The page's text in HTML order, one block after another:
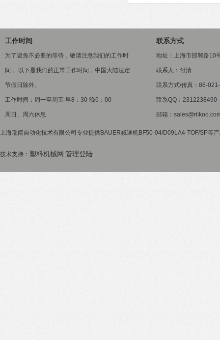
工作时间
为了避免不必要的等待，敬请注意我们的工作时
间 。以下是我们的正常工作时间，中国大陆法定
节假日除外。
工作时间：周一至周五 早8：30-晚6：00
周日、周六休息
联系方式
地址：上海市邯郸路10
联系人：付清
联系方式/传真：86-
联系QQ：2312238490
邮箱：
上海瑞阔自动化技术有限公司专业提供BAUER减速机BF50-04/D09LA4-TOF/SP等
技术支持： 塑料机械网 管理登陆